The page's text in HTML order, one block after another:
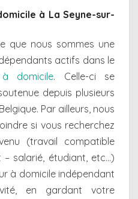
à La Seyne-sur-
que nous sommes une
actifs dans le
domicile. Celle-ci se
depuis plusieurs
Par ailleurs, nous
si vous recherchez
(travail compatible
salarié, étudiant, etc…)
à domicile indépendant
en gardant votre